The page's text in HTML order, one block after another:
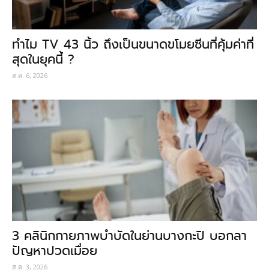
ทำไม TV 43 นิ้ว ถึงเป็นขนาดขโมยซีนที่คุ้มค่าที่
สุดในยุคนี้ ?
ส.ค. 6, 2026
3 คลินิกกายภาพบำบัดในย่านบางกะปิ บอกลา
ปัญหาปวดเมื่อย
ส.ค. 3, 2026